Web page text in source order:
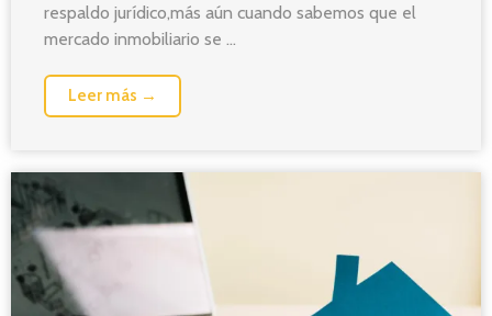
respaldo jurídico,más aún cuando sabemos que el
mercado inmobiliario se ...
Leer más →